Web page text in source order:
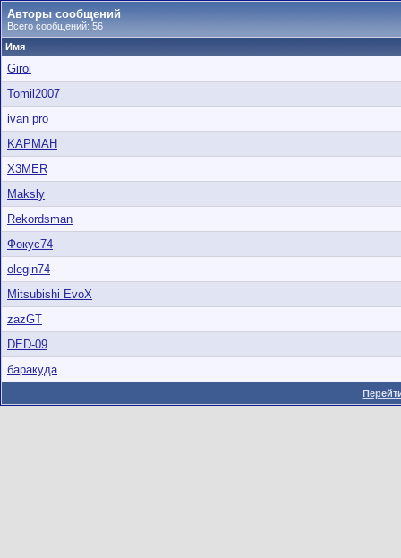
Авторы сообщений
Всего сообщений: 56
Имя
Giroi
Tomil2007
ivan pro
KAPMAH
X3MER
Maksly
Rekordsman
Фокус74
olegin74
Mitsubishi EvoX
zazGT
DED-09
баракуда